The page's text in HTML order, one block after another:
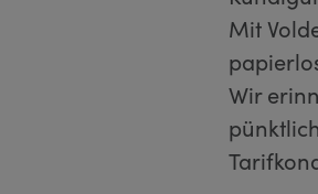
Mit
Wir